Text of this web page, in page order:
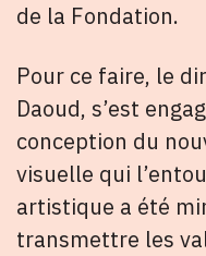
de la Fondation.
Pour ce faire, le
Daoud, s’est
conception du
visuelle qui
artistique a été
transmettre les